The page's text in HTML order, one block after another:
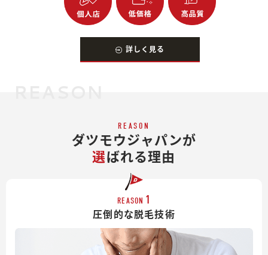
詳しく見る
REASON
ダツモウジャパンが
選ばれる理由
REASON 1
圧倒的な脱毛技術